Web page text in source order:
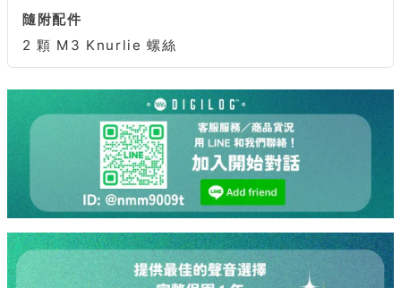
隨附配件
2 顆 M3 Knurlie 螺絲